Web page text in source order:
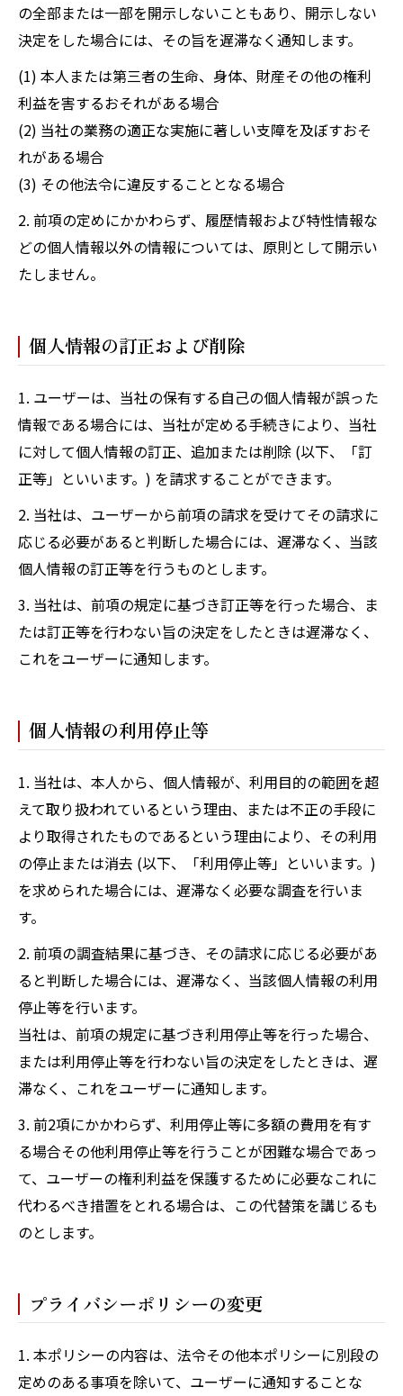
の全部または一部を開示しないこともあり、開示しない
決定をした場合には、その旨を遅滞なく通知します。
(1) 本人または第三者の生命、身体、財産その他の権利
利益を害するおそれがある場合
(2) 当社の業務の適正な実施に著しい支障を及ぼすおそ
れがある場合
(3) その他法令に違反することとなる場合
2. 前項の定めにかかわらず、履歴情報および特性情報な
どの個人情報以外の情報については、原則として開示い
たしません。
個人情報の訂正および削除
1. ユーザーは、当社の保有する自己の個人情報が誤った
情報である場合には、当社が定める手続きにより、当社
に対して個人情報の訂正、追加または削除 (以下、「訂
正等」といいます。) を請求することができます。
2. 当社は、ユーザーから前項の請求を受けてその請求に
応じる必要があると判断した場合には、遅滞なく、当該
個人情報の訂正等を行うものとします。
3. 当社は、前項の規定に基づき訂正等を行った場合、ま
たは訂正等を行わない旨の決定をしたときは遅滞なく、
これをユーザーに通知します。
個人情報の利用停止等
1. 当社は、本人から、個人情報が、利用目的の範囲を超
えて取り扱われているという理由、または不正の手段に
より取得されたものであるという理由により、その利用
の停止または消去 (以下、「利用停止等」といいます。)
を求められた場合には、遅滞なく必要な調査を行いま
す。
2. 前項の調査結果に基づき、その請求に応じる必要があ
ると判断した場合には、遅滞なく、当該個人情報の利用
停止等を行います。
当社は、前項の規定に基づき利用停止等を行った場合、
または利用停止等を行わない旨の決定をしたときは、遅
滞なく、これをユーザーに通知します。
3. 前2項にかかわらず、利用停止等に多額の費用を有す
る場合その他利用停止等を行うことが困難な場合であっ
て、ユーザーの権利利益を保護するために必要なこれに
代わるべき措置をとれる場合は、この代替策を講じるも
のとします。
プライバシーポリシーの変更
1. 本ポリシーの内容は、法令その他本ポリシーに別段の
定めのある事項を除いて、ユーザーに通知することな